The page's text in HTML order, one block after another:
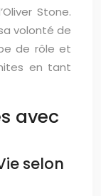
Stone.
volonté de
de rôle et
en tant
avec
selon